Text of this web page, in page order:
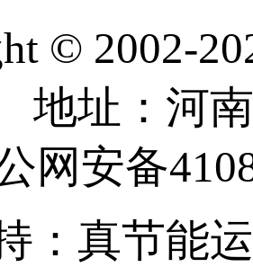
© 2002-
址：河
网安备
：真节能